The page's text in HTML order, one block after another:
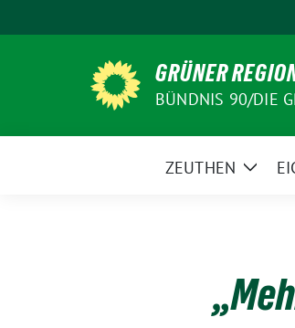
zum
GRÜNER
BÜNDNIS 90/DIE
ZEUTHEN
Zeige